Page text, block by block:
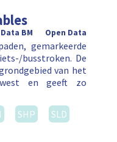
Open Data
Data BM
gemarkeerde
busstroken. De
van het
en geeft zo
SHP
SLD